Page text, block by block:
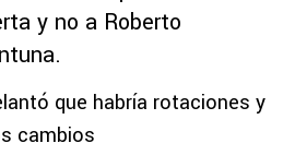
y no a Roberto
que habría rotaciones y
cambios